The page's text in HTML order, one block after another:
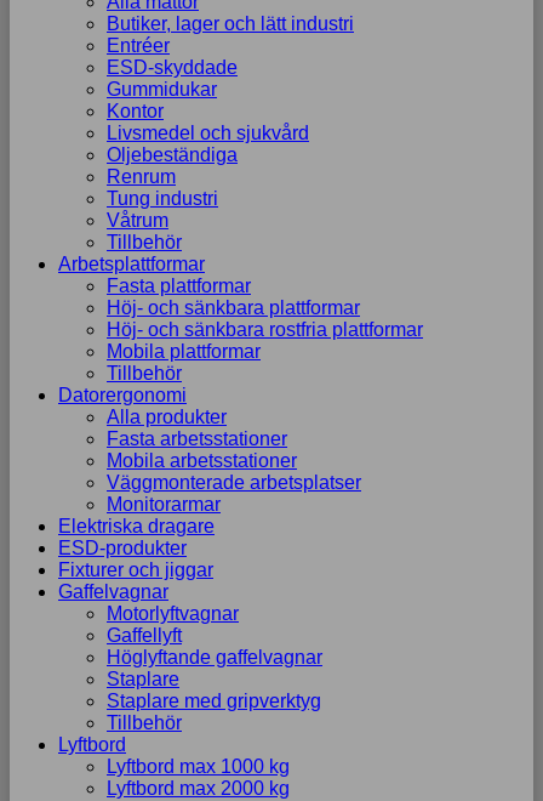
Butiker, lager och lätt industri
Entréer
ESD-skyddade
Gummidukar
Kontor
Livsmedel och sjukvård
Oljebeständiga
Renrum
Tung industri
Våtrum
Tillbehör
Arbetsplattformar
Fasta plattformar
Höj- och sänkbara plattformar
Höj- och sänkbara rostfria plattformar
Mobila plattformar
Tillbehör
Datorergonomi
Alla produkter
Fasta arbetsstationer
Mobila arbetsstationer
Väggmonterade arbetsplatser
Monitorarmar
Elektriska dragare
ESD-produkter
Fixturer och jiggar
Gaffelvagnar
Motorlyftvagnar
Gaffellyft
Höglyftande gaffelvagnar
Staplare
Staplare med gripverktyg
Tillbehör
Lyftbord
Lyftbord max 1000 kg
Lyftbord max 2000 kg